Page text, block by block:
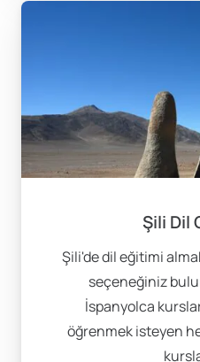
Şili Dil
Şili'de dil eğitimi
seçeneğiniz
İspanyolca
öğrenmek isteyen